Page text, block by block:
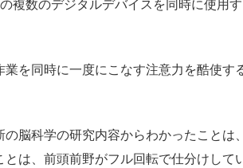
複数のデジタルデバイスを同時に使用
業を同時に一度にこなす注意力を酷使す
の脳科学の研究内容からわかったこと
とは、前頭前野がフル回転で仕分けして